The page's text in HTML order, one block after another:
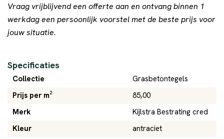
Vraag vrijblijvend een offerte aan en ontvang binnen 1
werkdag een persoonlijk voorstel met de beste prijs voor
jouw situatie.
Specificaties
Collectie
Grasbetontegels
Prijs per m²
85,00
Merk
Kijlstra Bestrating cred
Kleur
antraciet